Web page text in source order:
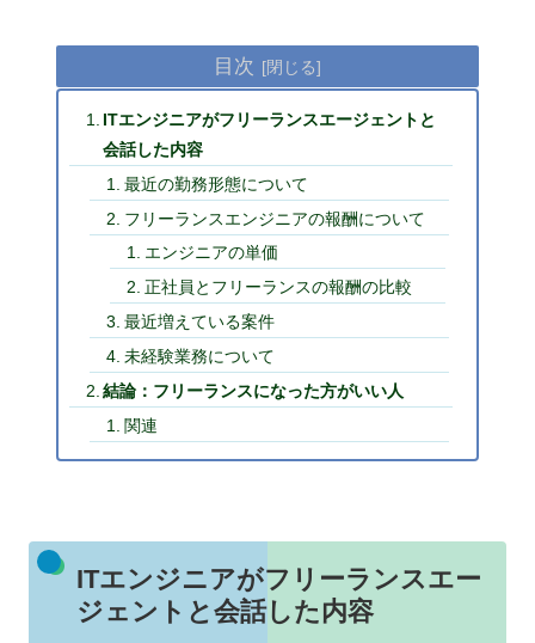
目次
ITエンジニアがフリーランスエージェントと
会話した内容
最近の勤務形態について
フリーランスエンジニアの報酬について
エンジニアの単価
正社員とフリーランスの報酬の比較
最近増えている案件
未経験業務について
結論：フリーランスになった方がいい人
関連
ITエンジニアがフリーランスエー
ジェントと会話した内容